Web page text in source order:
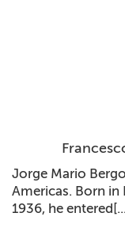
Jorge Mario
Americas. Born in
1936, he